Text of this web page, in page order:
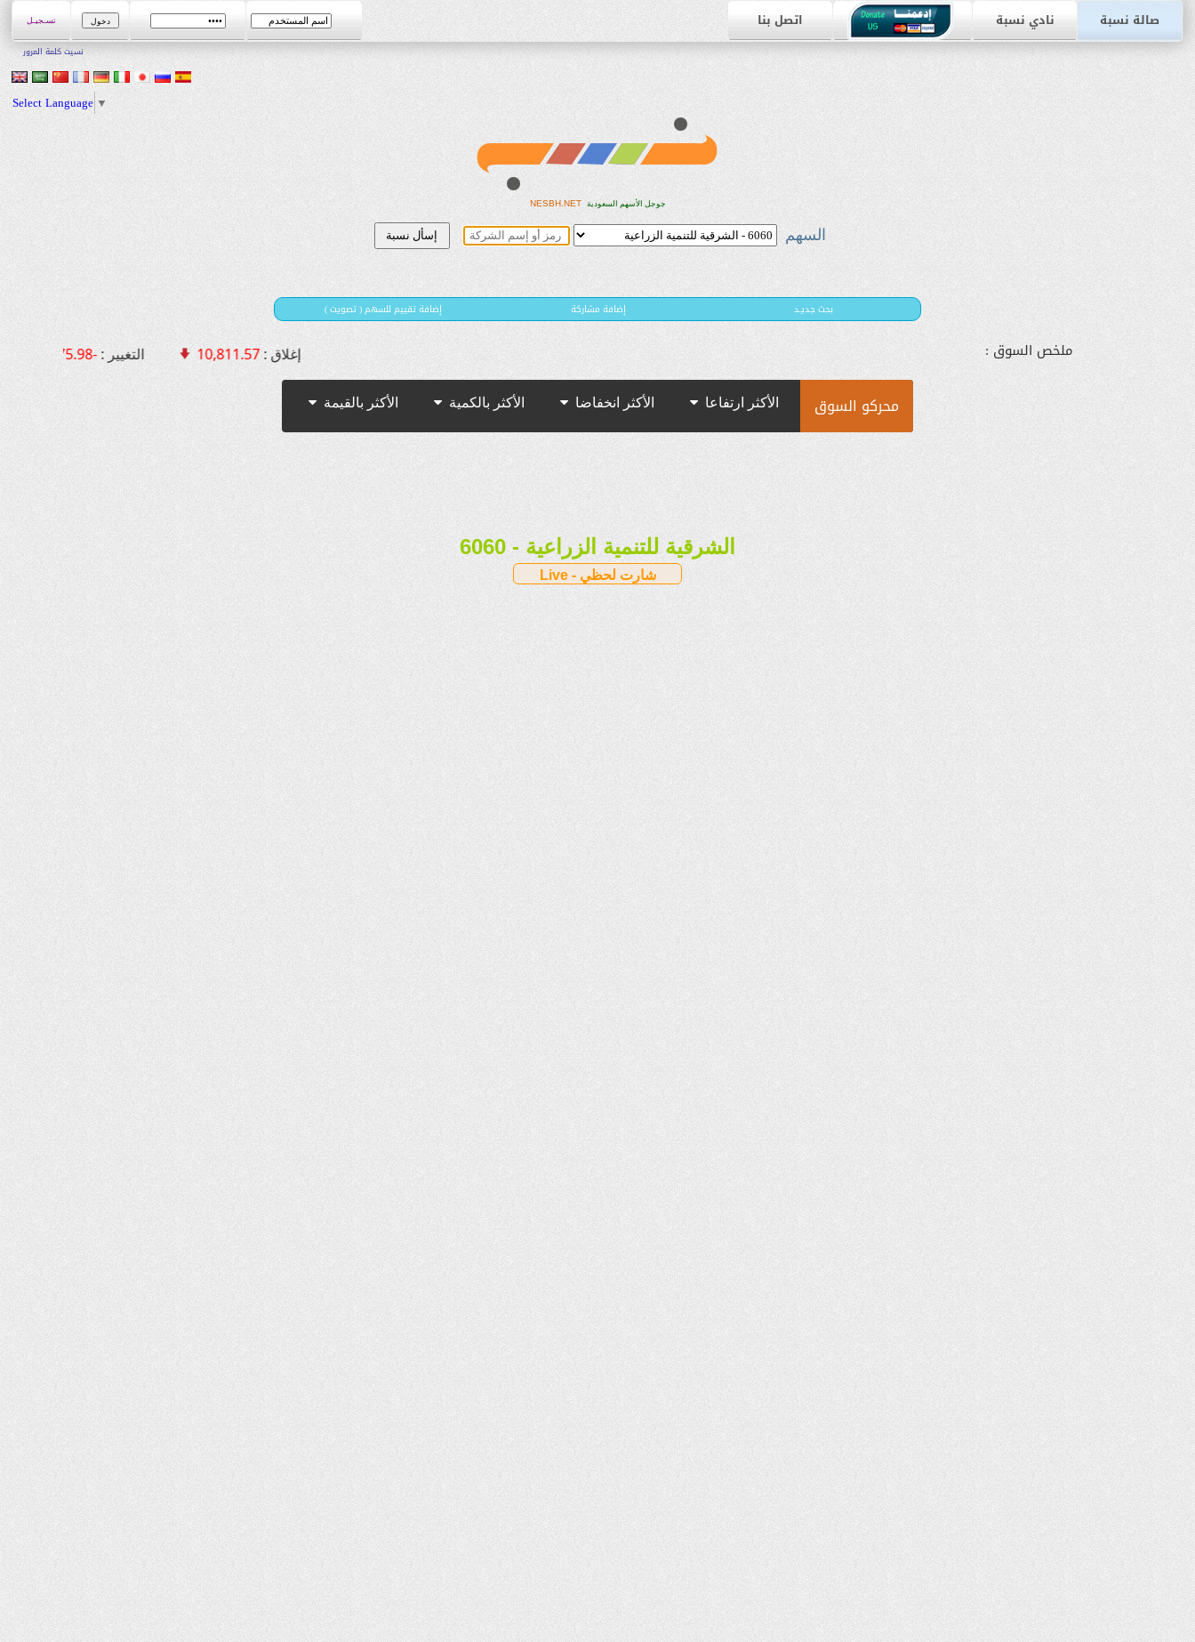
صالة نسبة نادي نسبة اتصل بنا تسـجيـل
نسيت كلمة المرور
Select Language ▼
NESBH.NET جوجل الأسهم السعودية
السهم
( إضافة تقييم للسهم ( تصويت إضافة مشاركة بحث جديـد
ملخص السوق : 10,811.57 التغيير :
محركو السوق
6060 - الشرقية للتنمية الزراعية
Live - شارت لحظي